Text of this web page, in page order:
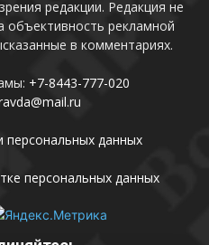
редакции. Редакция не
объективность рекламной
в комментариях.
+7-8443-777-020
персональных данных
персональных данных